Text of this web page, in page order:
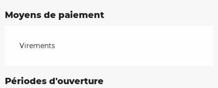
Moyens de paiement
Virements
Périodes d'ouverture